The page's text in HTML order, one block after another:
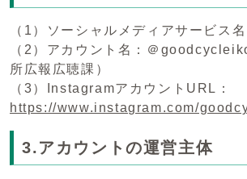
（1）ソーシャルメディアサービス
（2）アカウント名：＠
所広報広聴課）
（3）InstagramアカウントURL：
https://www.instagram.com/
3.アカウントの運営主体